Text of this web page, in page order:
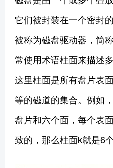
它们被封装在一个密封
被称为磁盘驱动器，简
常使用术语柱面来描述
这里柱面是所有盘片表
等的磁道的集合。例如
盘片和六个面，每个表
致的，那么柱面k就是6